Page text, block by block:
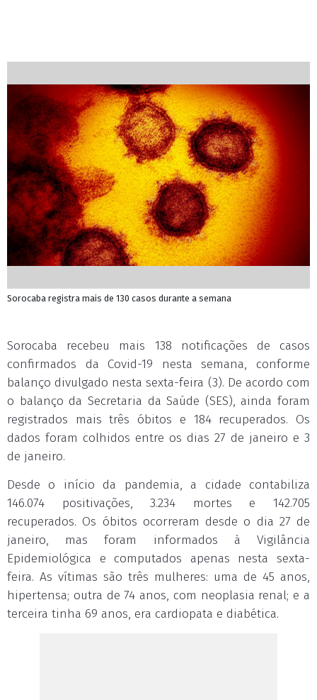
Sorocaba registra mais de 130 casos durante a semana
Sorocaba recebeu mais 138 notificações de casos
confirmados da Covid-19 nesta semana, conforme
balanço divulgado nesta sexta-feira (3). De acordo com
o balanço da Secretaria da Saúde (SES), ainda foram
registrados mais três óbitos e 184 recuperados. Os
dados foram colhidos entre os dias 27 de janeiro e 3
de janeiro.
Desde o início da pandemia, a cidade contabiliza
146.074 positivações, 3.234 mortes e 142.705
recuperados. Os óbitos ocorreram desde o dia 27 de
janeiro, mas foram informados à Vigilância
Epidemiológica e computados apenas nesta sexta-
feira. As vítimas são três mulheres: uma de 45 anos,
hipertensa; outra de 74 anos, com neoplasia renal; e a
terceira tinha 69 anos, era cardiopata e diabética.